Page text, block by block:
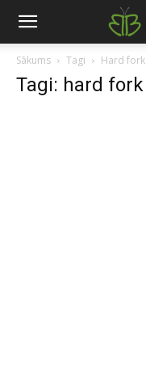
Sākums Tagi Hard fork
Tagi: hard fork